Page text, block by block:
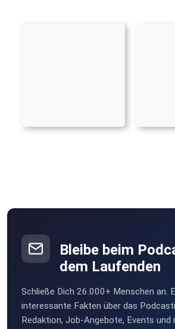
Bleibe beim
dem Laufenden
Schließe Dich 26.000+ Menschen an.
interessante Fakten über das
Redaktion, Job-Angebote, Events und